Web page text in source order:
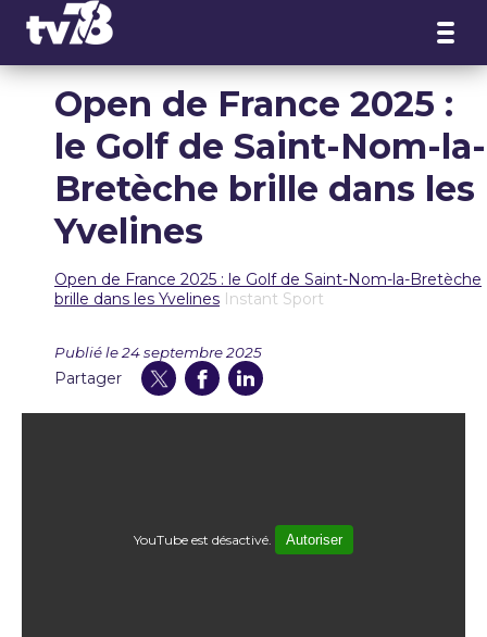
Open de France 2025 :
le Golf de Saint-Nom-la-
Bretèche brille dans les
Yvelines
Open de France 2025 : le Golf de Saint-Nom-la-Bretèche
brille dans les Yvelines Instant Sport
Publié le 24 septembre 2025
Partager
YouTube est désactivé. Autoriser
Panneau de gestion des cookies